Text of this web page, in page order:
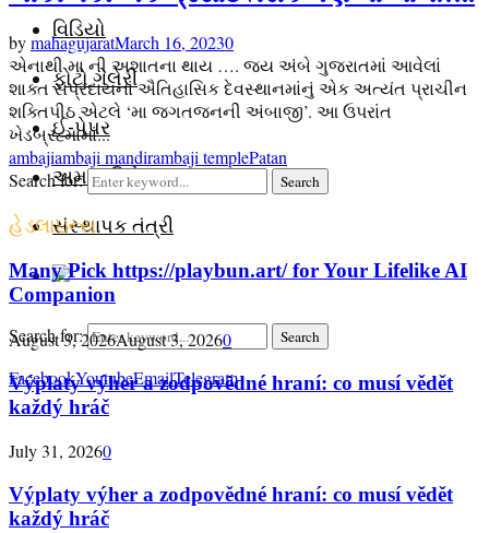
વિડિયો
ફોટો ગેલેરી
ઈ-પેપર
અમારા વિશે
સંસ્થાપક તંત્રી
Search for: Search
FacebookYoutubeEmailTelegram
bymahagujaratMarch 16, 20230
એનાથી મા ની અશાતના થાય …. જય અંબે ગુજરાતમાં આવેલાં
શાક્ત સંપ્રદાયનાં ઐતિહાસિક દેવસ્થાનમાંનું એક અત્યંત પ્રાચીન
શક્તિપીઠ એટલે ‘મા જગતજનની અંબાજી’. આ ઉપરાંત
ખેડબ્રહ્મામાં...
ambajiambaji mandirambaji templePatan
Search for:
Search
હેડલાઇન્સ
Many Pick https://playbun.art/ for Your Lifelike AI
Companion
August 3, 2026August 3, 20260
Výplaty výher a zodpovědné hraní: co musí vědět
každý hráč
July 31, 20260
Výplaty výher a zodpovědné hraní: co musí vědět
každý hráč